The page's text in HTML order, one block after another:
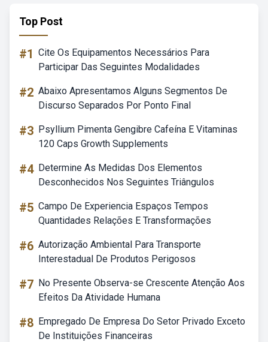
Top Post
#1 Cite Os Equipamentos Necessários Para
Participar Das Seguintes Modalidades
#2 Abaixo Apresentamos Alguns Segmentos De
Discurso Separados Por Ponto Final
#3 Psyllium Pimenta Gengibre Cafeína E Vitaminas
120 Caps Growth Supplements
#4 Determine As Medidas Dos Elementos
Desconhecidos Nos Seguintes Triângulos
#5 Campo De Experiencia Espaços Tempos
Quantidades Relações E Transformações
#6 Autorização Ambiental Para Transporte
Interestadual De Produtos Perigosos
#7 No Presente Observa-se Crescente Atenção Aos
Efeitos Da Atividade Humana
#8 Empregado De Empresa Do Setor Privado Exceto
De Instituições Financeiras